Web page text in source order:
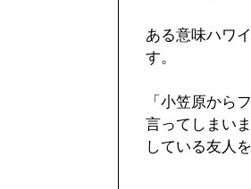
ある意味ハワ
す。
「小笠原から
言ってしまい
している友人